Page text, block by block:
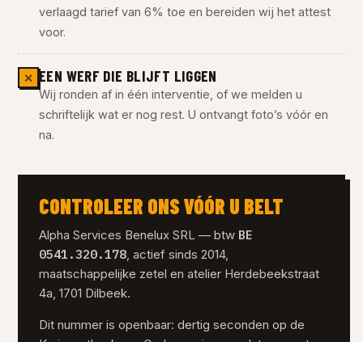
verlaagd tarief van 6% toe en bereiden wij het attest
voor.
✕ EEN WERF DIE BLIJFT LIGGEN
Wij ronden af in één interventie, of we melden u
schriftelijk wat er nog rest. U ontvangt foto’s vóór en
na.
CONTROLEER ONS VÓÓR U BELT
Alpha Services Benelux SRL — btw BE
0541.320.178, actief sinds 2014,
maatschappelijke zetel en atelier Herdebeekstraat
4a, 1701 Dilbeek.
Dit nummer is openbaar: dertig seconden op de